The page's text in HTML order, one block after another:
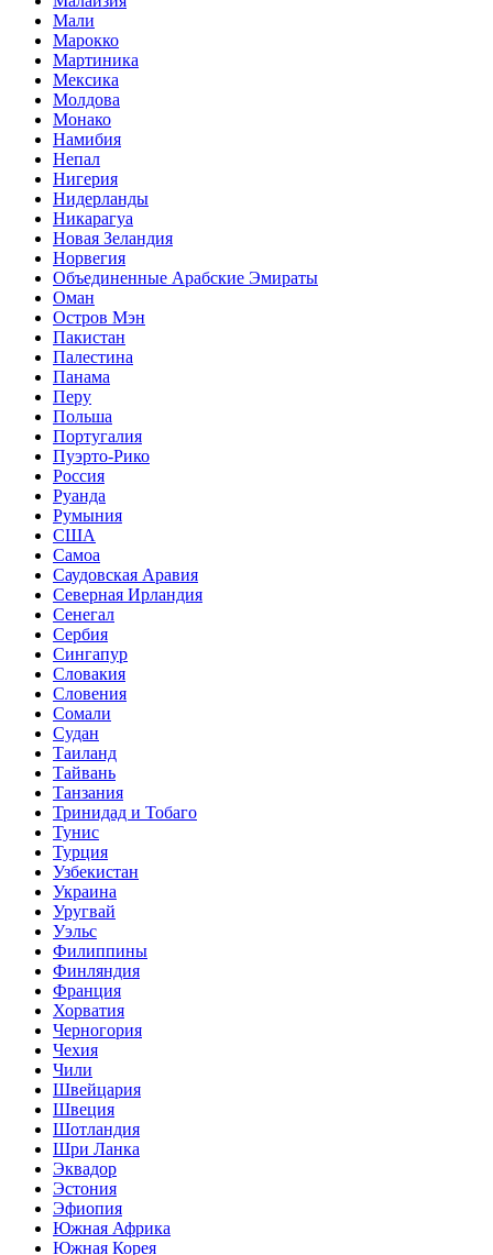
Мали
Марокко
Мартиника
Мексика
Молдова
Монако
Намибия
Непал
Нигерия
Нидерланды
Никарагуа
Новая Зеландия
Норвегия
Объединенные Арабские Эмираты
Оман
Остров Мэн
Пакистан
Палестина
Панама
Перу
Польша
Португалия
Пуэрто-Рико
Россия
Руанда
Румыния
США
Самоа
Саудовская Аравия
Северная Ирландия
Сенегал
Сербия
Сингапур
Словакия
Словения
Сомали
Судан
Таиланд
Тайвань
Танзания
Тринидад и Тобаго
Тунис
Турция
Узбекистан
Украина
Уругвай
Уэльс
Филиппины
Финляндия
Франция
Хорватия
Черногория
Чехия
Чили
Швейцария
Швеция
Шотландия
Шри Ланка
Эквадор
Эстония
Эфиопия
Южная Африка
Южная Корея